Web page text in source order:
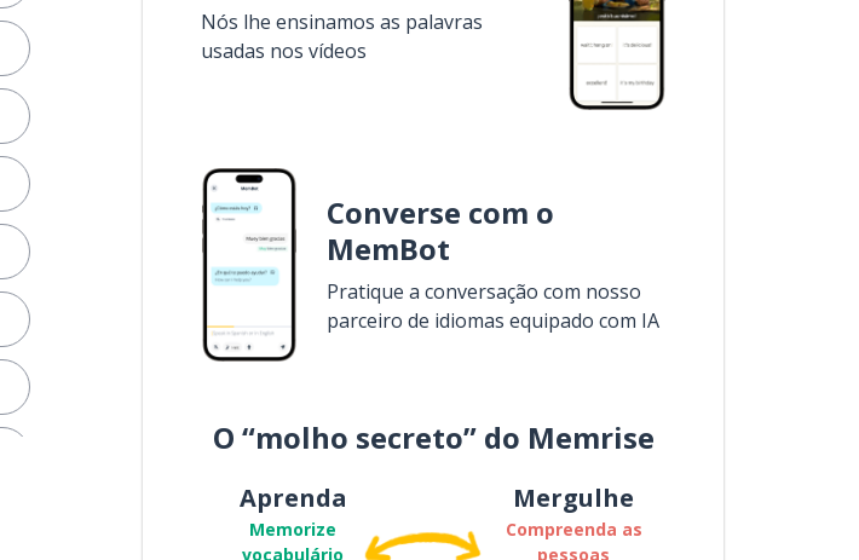
Nós lhe ensinamos as palavras
usadas nos vídeos
Converse com o
MemBot
Pratique a conversação com nosso
parceiro de idiomas equipado com IA
O “molho secreto” do Memrise
Aprenda
Memorize
vocabulário
Mergulhe
Compreenda as
pessoas